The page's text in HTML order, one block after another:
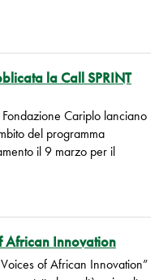
la Call SPRINT
Cariplo lanciano
del programma
il 9 marzo per il
African Innovation
of African Innovation”